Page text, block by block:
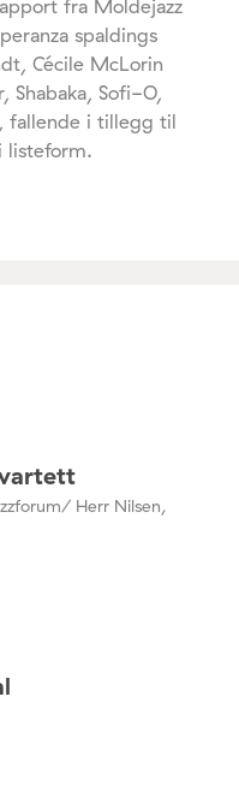
fra Moldejazz
spaldings
Cécile McLorin
Shabaka, Sofi-O,
fallende i tillegg til
listeform.
Herr Nilsen,